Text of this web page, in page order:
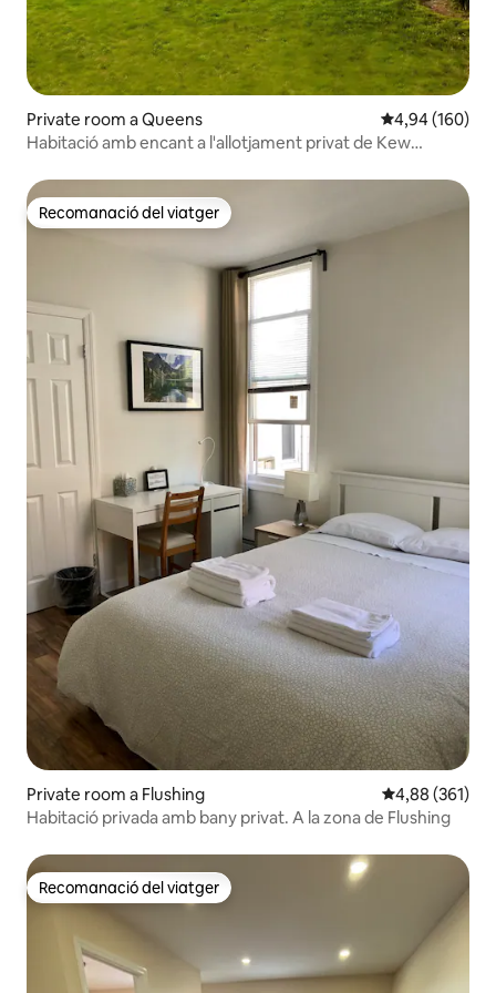
Private room a Queens 4,94 de
4,94 (160)
Habitació amb encant a l'allotjament privat de Kew
Recomanació del viatger
Recomanació del viatger
Private room a Flushing 4,88 de
4,88 (361)
Habitació privada amb bany privat. A la zona de Flushing
Recomanació del viatger
Recomanació del viatger